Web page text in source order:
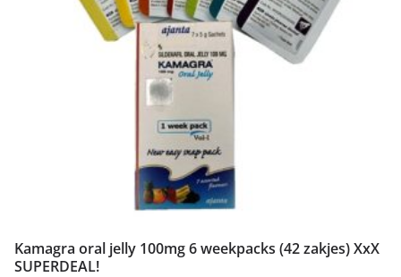
Kamagra oral jelly 100mg 6 weekpacks (42 zakjes) XxX
SUPERDEAL!